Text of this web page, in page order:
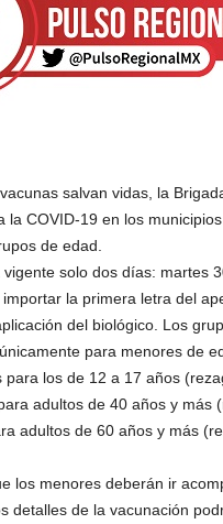
salvan vidas, la
la COVID-19 en los
de edad.
vigente solo dos días: martes
la primera letra del
del biológico. Los
para menores de
para los de 12 a 17 años
adultos de 40 años y más
adultos de 60 años y más
los menores deberán ir
detalles de la vacunación